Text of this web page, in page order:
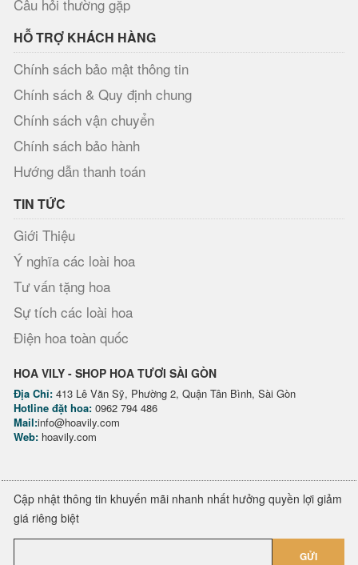
Câu hỏi thường gặp
HỖ TRỢ KHÁCH HÀNG
Chính sách bảo mật thông tin
Chính sách & Quy định chung
Chính sách vận chuyển
Chính sách bảo hành
Hướng dẫn thanh toán
TIN TỨC
Giới Thiệu
Ý nghĩa các loài hoa
Tư vấn tặng hoa
Sự tích các loài hoa
Điện hoa toàn quốc
HOA VILY - SHOP HOA TƯƠI SÀI GÒN
Địa Chỉ: 413 Lê Văn Sỹ, Phường 2, Quận Tân Bình, Sài Gòn
Hotline đặt hoa: 0962 794 486
Mail:info@hoavily.com
Web: hoavily.com
Cập nhật thông tin khuyến mãi nhanh nhất hưởng quyền lợi giảm
giá riêng biệt
GỬI